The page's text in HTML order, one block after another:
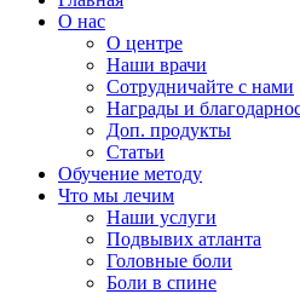
О нас
О центре
Наши врачи
Сотрудничайте с нами
Награды и
Доп. продукты
Статьи
Обучение методу
Что мы лечим
Наши услуги
Подвывих атланта
Головные боли
Боли в спине